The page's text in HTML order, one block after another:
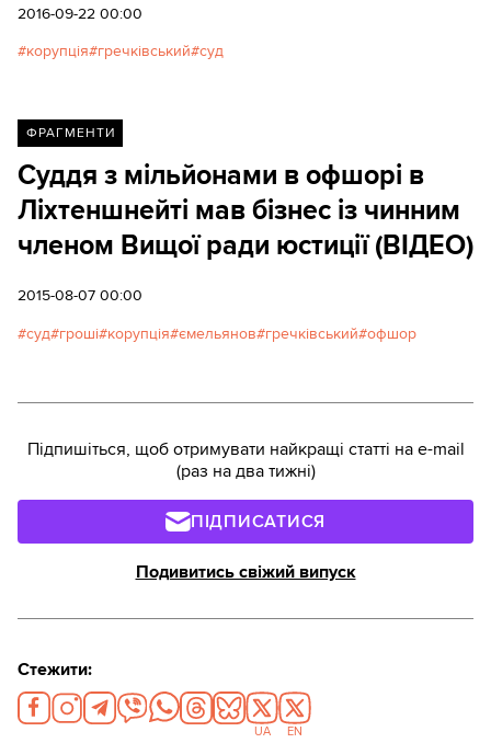
2016-09-22 00:00
корупція гречківський суд
ФРАГМЕНТИ
Суддя з мільйонами в офшорі в
Ліхтеншнейті мав бізнес із чинним
членом Вищої ради юстиції (ВІДЕО)
2015-08-07 00:00
суд гроші корупція ємельянов гречківський офшор
Підпишіться, щоб отримувати найкращі статті на e-mail
(раз на два тижні)
ПІДПИСАТИСЯ
Подивитись свіжий випуск
Стежити:
UA EN